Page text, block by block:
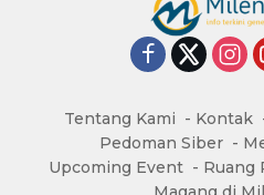
Tentang Kami Kontak
Pedoman Siber
Upcoming Event
Ruang